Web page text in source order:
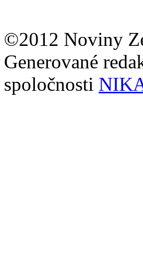
©2012 Noviny
Generované
spoločnosti